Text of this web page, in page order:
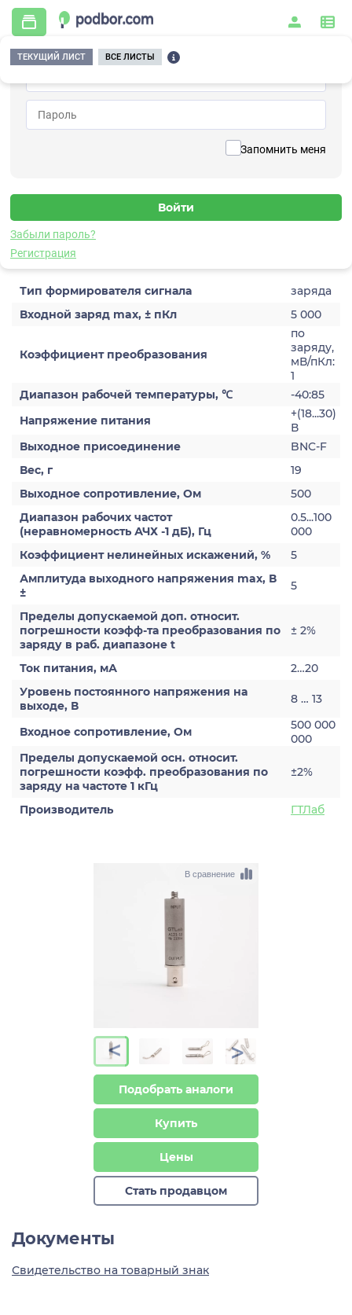
Запомнить меня
Забыли пароль?
Регистрация
ТЕКУЩИЙ ЛИСТ ВСЕ ЛИСТЫ
Главная / Контрольно-измерительные приборы и автоматика /
Измерительное оборудование / Формирователи сигналов / Преобразующие
A121-1
Формирователь сигналов преобразующий
Характеристики
Тип формирователя сигнала
заряда
Входной заряд max, ± пКл
5 000
Коэффициент преобразования
по
заряду,
мВ/пКл:
1
Диапазон рабочей температуры, ℃
-40:85
Напряжение питания
+(18...30)
В
Выходное присоединение
BNC-F
Вес, г
19
Выходное сопротивление, Ом
500
Диапазон рабочих частот
(неравномерность АЧХ -1 дБ), Гц
0.5...100
000
Коэффициент нелинейных искажений, %
5
Амплитуда выходного напряжения max, В
±
5
Пределы допускаемой доп. относит.
погрешности коэфф-та преобразования по
заряду в раб. диапазоне t
± 2%
Ток питания, мА
2…20
Уровень постоянного напряжения на
выходе, В
8 … 13
Входное сопротивление, Ом
500 000
000
Пределы допускаемой осн. относит.
погрешности коэфф. преобразования по
заряду на частоте 1 кГц
±2%
Производитель ГТЛаб
В сравнение
> >
Подобрать аналоги
Купить
Цены
Стать продавцом
Документы
Свидетельство на товарный знак